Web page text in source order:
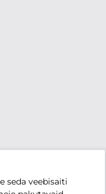
seda veebisaiti